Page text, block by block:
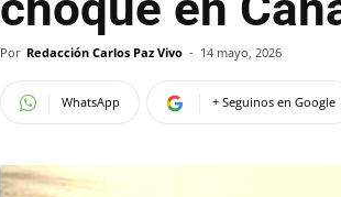
Por Redacción Carlos Paz Vivo - 14 mayo, 2026
WhatsApp + Seguinos en Google